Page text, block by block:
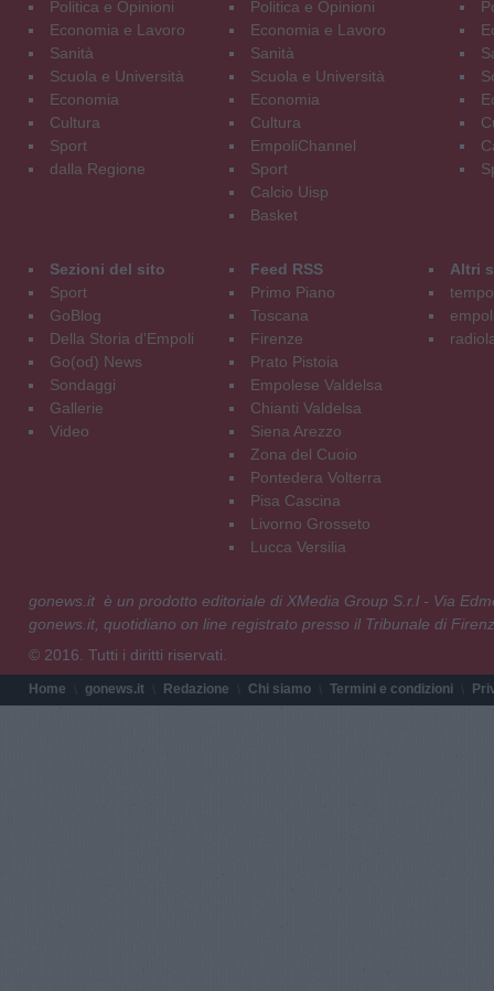
Politica e Opinioni
Economia e Lavoro
Sanità
Scuola e Università
Economia
Cultura
Sport
dalla Regione
Politica e Opinioni
Economia e Lavoro
Sanità
Scuola e Università
Economia
Cultura
EmpoliChannel
Sport
Calcio Uisp
Basket
Sezioni del sito
Sport
GoBlog
Della Storia d'Empoli
Go(od) News
Sondaggi
Gallerie
Video
Feed RSS
Primo Piano
Toscana
Firenze
Prato Pistoia
Empolese Valdelsa
Chianti Valdelsa
Siena Arezzo
Zona del Cuoio
Pontedera Volterra
Pisa Cascina
Livorno Grosseto
Lucca Versilia
Altri
gonews.it è un prodotto editoriale di XMedia Group S.r.l - Via
gonews.it, quotidiano on line registrato presso il Tribunale di
© 2016. Tutti i diritti riservati.
Home gonews.it Redazione Chi siamo Termini e condizioni